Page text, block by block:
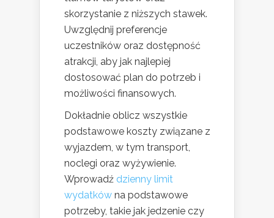
skorzystanie z niższych stawek.
Uwzględnij preferencje
uczestników oraz dostępność
atrakcji, aby jak najlepiej
dostosować plan do potrzeb i
możliwości finansowych.
Dokładnie oblicz wszystkie
podstawowe koszty związane z
wyjazdem, w tym transport,
noclegi oraz wyżywienie.
Wprowadź dzienny limit
wydatków na podstawowe
potrzeby, takie jak jedzenie czy